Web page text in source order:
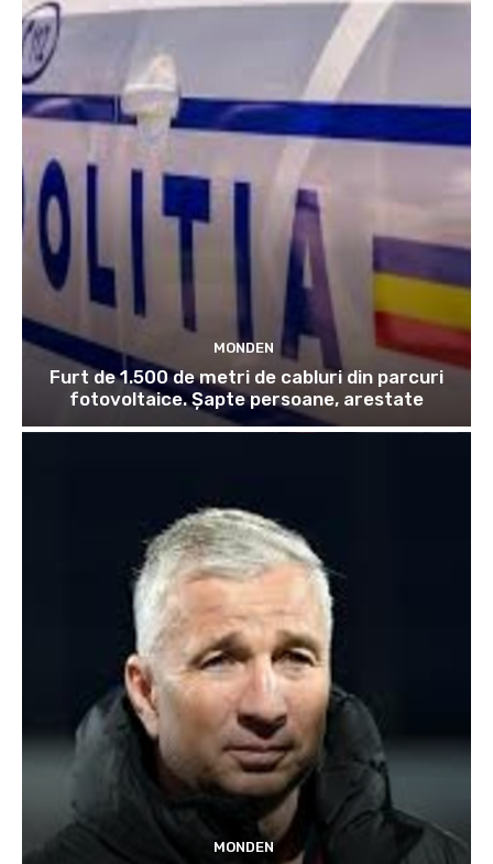
MONDEN
Furt de 1.500 de metri de cabluri din parcuri
fotovoltaice. Șapte persoane, arestate
MONDEN